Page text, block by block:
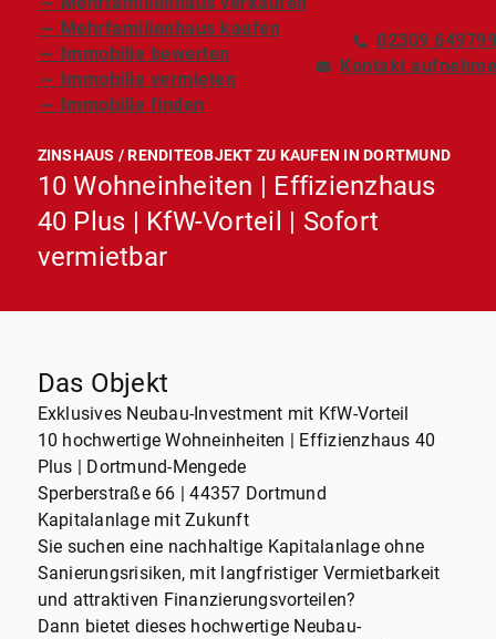
～ Mehrfamilienhaus kaufen
～ Immobilie bewerten
～ Immobilie vermieten
～ Immobilie finden
02309
Kontakt
ZINSHAUS / RENDITEOBJEKT ZU KAUFEN IN DORTMUND
10 Wohneinheiten | Effizienzhaus
40 Plus | KfW-Vorteil | Sofort
vermietbar
Das Objekt
Exklusives Neubau-Investment mit KfW-Vorteil
10 hochwertige Wohneinheiten | Effizienzhaus 40
Plus | Dortmund-Mengede
Sperberstraße 66 | 44357 Dortmund
Kapitalanlage mit Zukunft
Sie suchen eine nachhaltige Kapitalanlage ohne
Sanierungsrisiken, mit langfristiger Vermietbarkeit
und attraktiven Finanzierungsvorteilen?
Dann bietet dieses hochwertige Neubau-